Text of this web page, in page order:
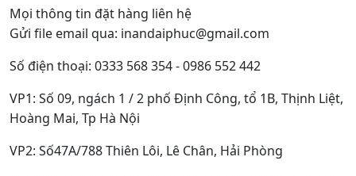
Mọi thông tin đặt hàng liên hệ
Gửi file email qua: inandaiphuc@gmail.com
Số điện thoại: 0333 568 354 - 0986 552 442
VP1: Số 09, ngách 1 / 2 phố Định Công, tổ 1B, Thịnh Liệt,
Hoàng Mai, Tp Hà Nội
VP2: Số47A/788 Thiên Lôi, Lê Chân, Hải Phòng